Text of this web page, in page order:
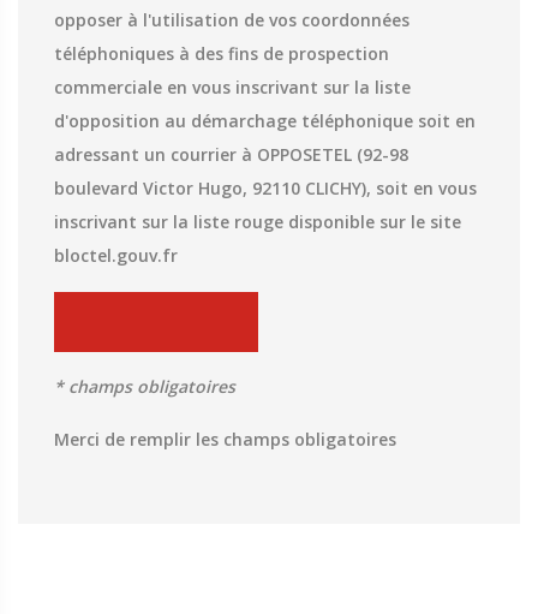
opposer à l'utilisation de vos coordonnées
téléphoniques à des fins de prospection
commerciale en vous inscrivant sur la liste
d'opposition au démarchage téléphonique soit en
adressant un courrier à OPPOSETEL (92-98
boulevard Victor Hugo, 92110 CLICHY), soit en vous
inscrivant sur la liste rouge disponible sur le site
bloctel.gouv.fr
* champs obligatoires
Merci de remplir les champs obligatoires